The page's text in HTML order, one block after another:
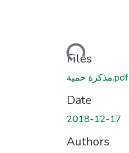
Loading...
Files
مذكرة حمية.pdf
Date
2018-12-17
Authors